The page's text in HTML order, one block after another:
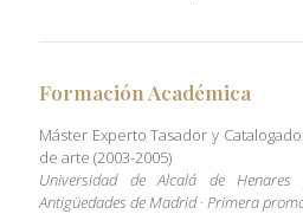
Formación Académica
Máster Experto Tasador y
de arte (2003-2005)
Universidad de Alcalá de
Antigüedades de Madrid · Primera